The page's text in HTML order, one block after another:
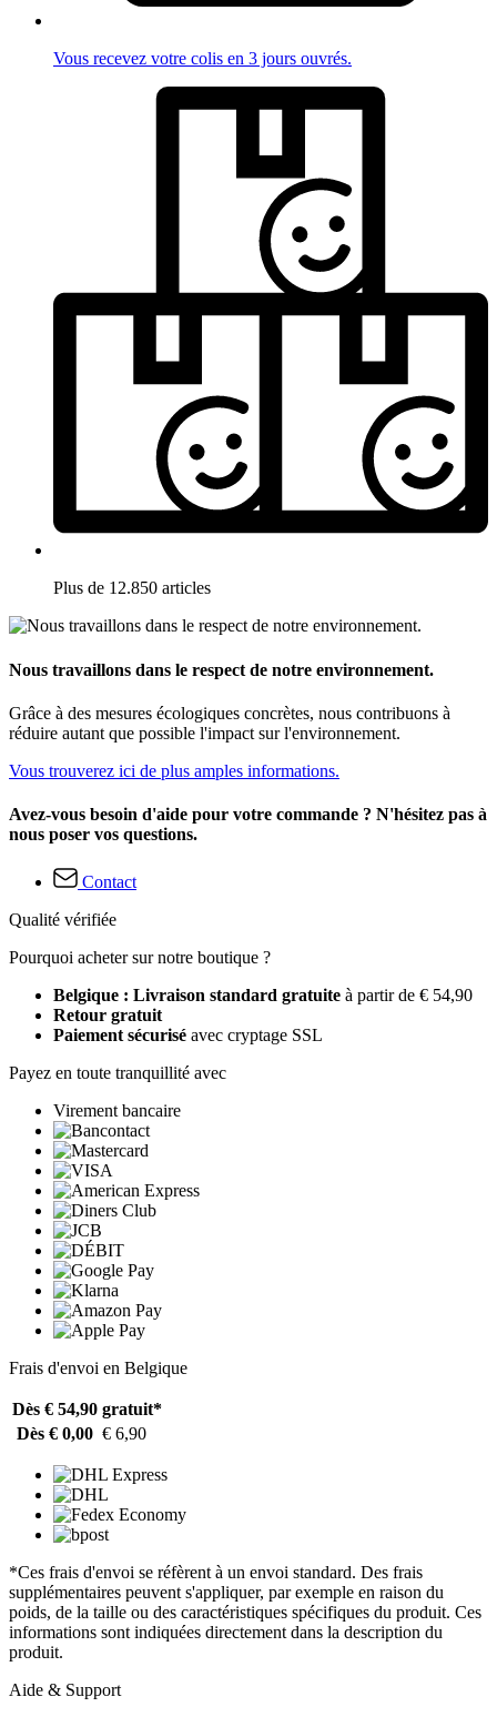
Vous recevez votre colis en 3 jours ouvrés.
Plus de 12.850 articles
Nous travaillons dans le respect de notre environnement.
Grâce à des mesures écologiques concrètes, nous contribuons à
réduire autant que possible l'impact sur l'environnement.
Vous trouverez ici de plus amples informations.
Avez-vous besoin d'aide pour votre commande ? N'hésitez pas à
nous poser vos questions.
Contact
Qualité vérifiée
Pourquoi acheter sur notre boutique ?
Belgique : Livraison standard gratuite à partir de € 54,90
Retour gratuit
Paiement sécurisé avec cryptage SSL
Payez en toute tranquillité avec
Virement bancaire
Frais d'envoi en Belgique
Dès € 54,90 gratuit*
Dès € 0,00 € 6,90
*Ces frais d'envoi se réfèrent à un envoi standard. Des frais
supplémentaires peuvent s'appliquer, par exemple en raison du
poids, de la taille ou des caractéristiques spécifiques du produit. Ces
informations sont indiquées directement dans la description du
produit.
Aide & Support